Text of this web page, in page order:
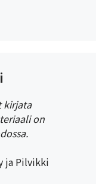
kirjata
on
ja Pilvikki